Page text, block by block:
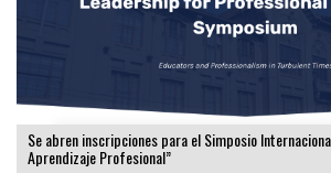
Se abren inscripciones para el Simposio
Aprendizaje Profesional”